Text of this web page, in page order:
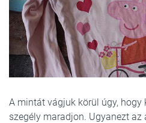
A mintát vágjuk körül úgy, hogy
szegély maradjon. Ugyanezt